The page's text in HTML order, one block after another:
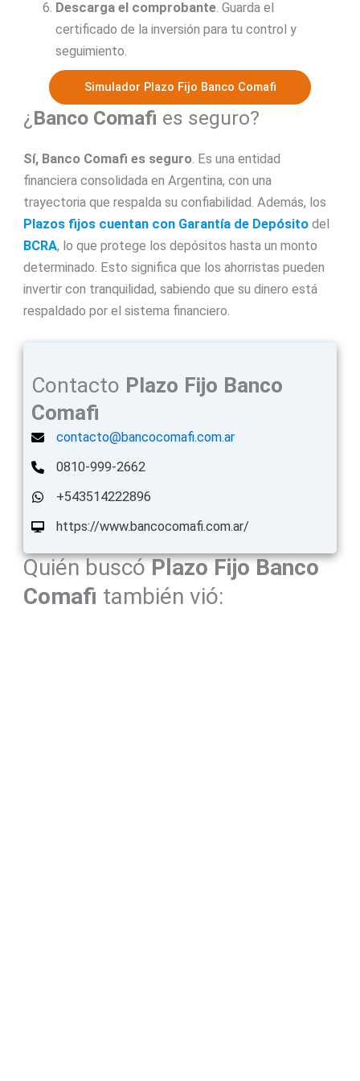
Descarga el comprobante. Guarda el
certificado de la inversión para tu control y
seguimiento.
Simulador Plazo Fijo Banco Comafi
¿ Banco Comafi es seguro?
Sí, Banco Comafi es seguro. Es una entidad
financiera consolidada en Argentina, con una
trayectoria que respalda su confiabilidad. Además, los
Plazos fijos cuentan con Garantía de Depósito del
BCRA, lo que protege los depósitos hasta un monto
determinado. Esto significa que los ahorristas pueden
invertir con tranquilidad, sabiendo que su dinero está
respaldado por el sistema financiero.
Contacto Plazo Fijo Banco
Comafi
contacto@bancocomafi.com.ar
0810-999-2662
+543514222896
https://www.bancocomafi.com.ar/
Quién buscóPlazo FijoBanco
Comafi también vió: